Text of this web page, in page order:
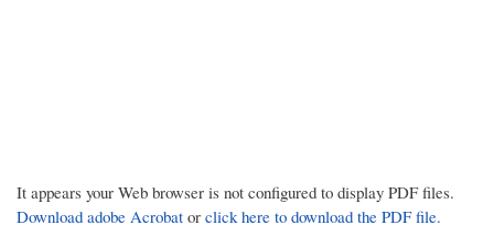
It appears your Web browser is not configured to display PDF files.
Download adobe Acrobat or click here to download the PDF file.